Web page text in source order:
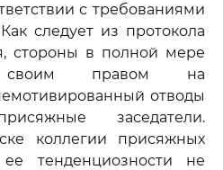
с требованиями
следует из протокола
стороны в полной мере
своим правом на
отводы
заседатели.
коллегии присяжных
тенденциозности не